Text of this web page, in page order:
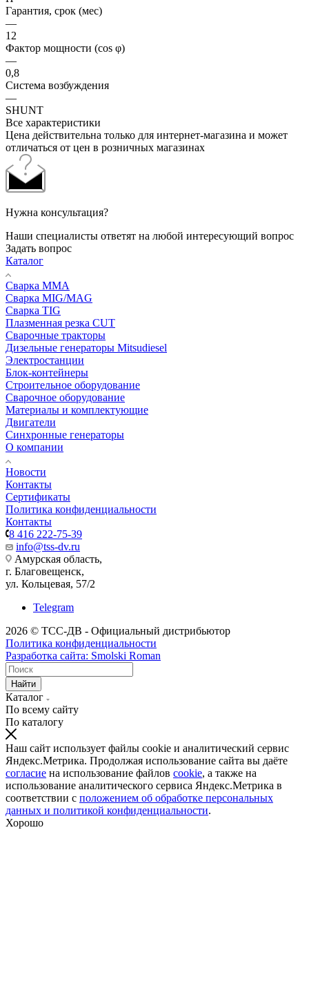
Гарантия, срок (мес)
—
12
Фактор мощности (cos φ)
—
0,8
Система возбуждения
—
SHUNT
Все характеристики
Цена действительна только для интернет-магазина и может
отличаться от цен в розничных магазинах
Нужна консультация?
Наши специалисты ответят на любой интересующий вопрос
Задать вопрос
Каталог
Сварка MMA
Сварка MIG/MAG
Сварка TIG
Плазменная резка CUT
Сварочные тракторы
Дизельные генераторы Mitsudiesel
Электростанции
Блок-контейнеры
Строительное оборудование
Сварочное оборудование
Материалы и комплектующие
Двигатели
Синхронные генераторы
О компании
Новости
Контакты
Сертификаты
Политика конфиденциальности
Контакты
8 416 222-75-39
info@tss-dv.ru
Амурская область,
г. Благовещенск,
ул. Кольцевая, 57/2
Telegram
2026 © ТСС-ДВ - Официальный дистрибьютор
Политика конфиденциальности
Разработка сайта: Smolski Roman
Найти
Каталог
По всему сайту
По каталогу
Наш сайт использует файлы cookie и аналитический сервис
Яндекс.Метрика. Продолжая использование сайта вы даёте
согласие на использование файлов cookie, а также на
использование аналитического сервиса Яндекс.Метрика в
соответствии с положением об обработке персональных
данных и политикой конфиденциальности.
Хорошо